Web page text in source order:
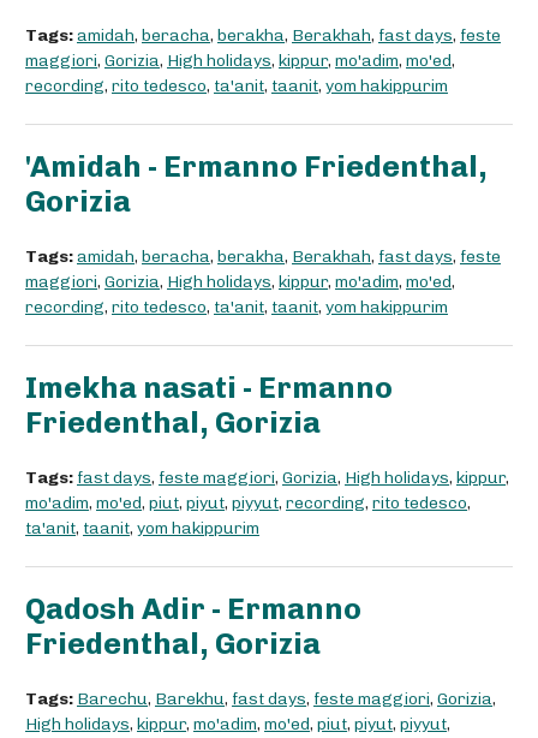
Tags:amidah, beracha, berakha, Berakhah, fast days, feste
maggiori, Gorizia, High holidays, kippur, mo'adim, mo'ed,
recording, rito tedesco, ta'anit, taanit, yom hakippurim
'Amidah - Ermanno Friedenthal,
Gorizia
Tags:amidah, beracha, berakha, Berakhah, fast days, feste
maggiori, Gorizia, High holidays, kippur, mo'adim, mo'ed,
recording, rito tedesco, ta'anit, taanit, yom hakippurim
Imekha nasati - Ermanno
Friedenthal, Gorizia
Tags: fast days, feste maggiori, Gorizia, High holidays, kippur,
mo'adim, mo'ed, piut, piyut, piyyut, recording, rito tedesco,
ta'anit, taanit, yom hakippurim
Qadosh Adir - Ermanno
Friedenthal, Gorizia
Tags: Barechu, Barekhu, fast days, feste maggiori, Gorizia,
High holidays, kippur, mo'adim, mo'ed, piut, piyut, piyyut,